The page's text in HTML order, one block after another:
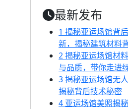
最新发布
1 揭秘亚运场馆背
新，揭秘建筑材料
2揭秘亚运场馆材
与品质，带你走进
3揭秘亚运场馆无
揭秘背后技术秘密
4 亚运场馆美照揭